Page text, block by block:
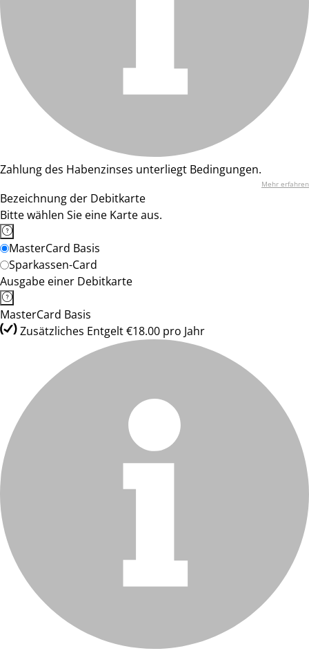
Zahlung des Habenzinses unterliegt Bedingungen.
Mehr erfahren
Bezeichnung der Debitkarte
Bitte wählen Sie eine Karte aus.
MasterCard Basis
Sparkassen-Card
Ausgabe einer Debitkarte
MasterCard Basis
Zusätzliches Entgelt €18.00 pro Jahr